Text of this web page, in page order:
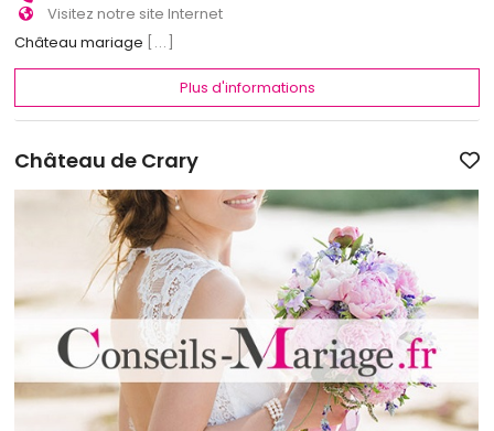
Visitez notre site Internet
Château mariage
[...]
Plus d'informations
Château de Crary